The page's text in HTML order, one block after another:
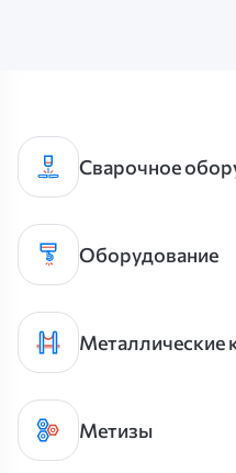
Сварочное
Оборудование
Металлические
Метизы